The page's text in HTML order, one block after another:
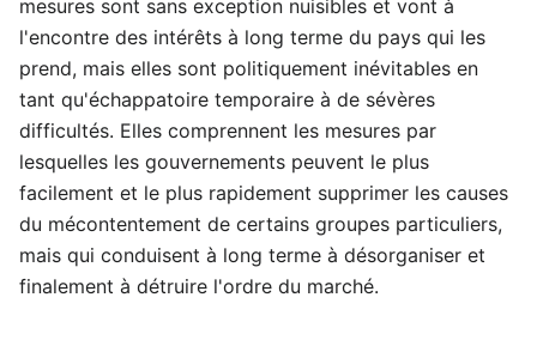
mesures sont sans exception nuisibles et vont à
l'encontre des intérêts à long terme du pays qui les
prend, mais elles sont politiquement inévitables en
tant qu'échappatoire temporaire à de sévères
difficultés. Elles comprennent les mesures par
lesquelles les gouvernements peuvent le plus
facilement et le plus rapidement supprimer les causes
du mécontentement de certains groupes particuliers,
mais qui conduisent à long terme à désorganiser et
finalement à détruire l'ordre du marché.